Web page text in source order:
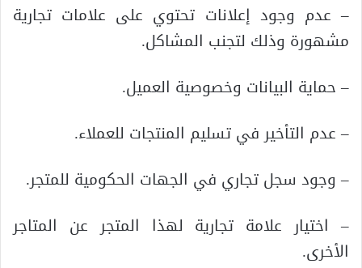
– عدم وجود إعلانات تحتوي على علامات تجارية
مشهورة وذلك لتجنب المشاكل.
– حماية البيانات وخصوصية العميل.
– عدم التأخير في تسليم المنتجات للعملاء.
– وجود سجل تجاري في الجهات الحكومية للمتجر.
– اختيار علامة تجارية لهذا المتجر عن المتاجر
الأخرى.